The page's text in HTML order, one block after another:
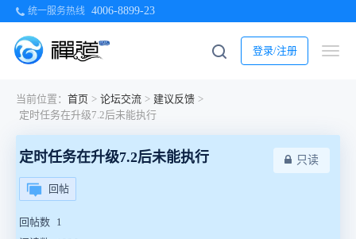
统一服务热线 4006-8899-23
登录/注册
当前位置： 首页 > 论坛交流 > 建议反馈 >
定时任务在升级7.2后未能执行
只读
定时任务在升级7.2后未能执行
回帖
回帖数 1